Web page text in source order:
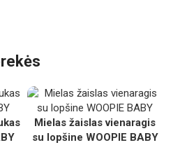
Mielas žaislas vienaragis
su lopšine WOOPIE BABY